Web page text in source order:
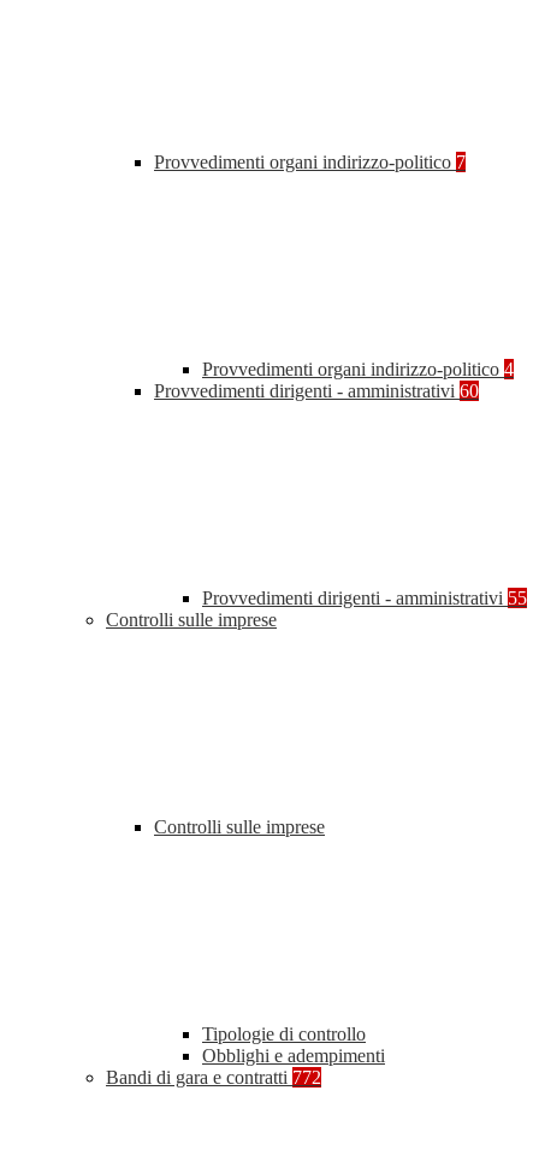
Provvedimenti organi indirizzo-politico 7
Provvedimenti organi indirizzo-politico 4
Provvedimenti dirigenti - amministrativi 60
Provvedimenti dirigenti - amministrativi 55
Controlli sulle imprese
Controlli sulle imprese
Tipologie di controllo
Obblighi e adempimenti
Bandi di gara e contratti 772